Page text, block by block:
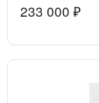
233 000 ₽